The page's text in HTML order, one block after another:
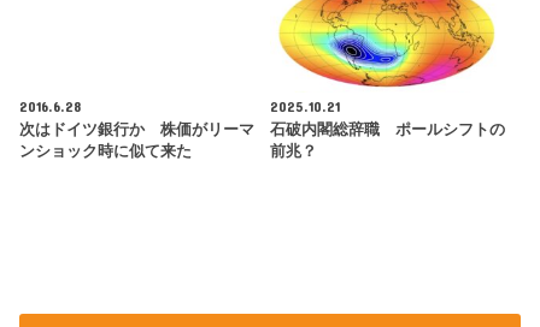
2016.6.28
次はドイツ銀行か 株価がリーマ
ンショック時に似て来た
2025.10.21
石破内閣総辞職 ポールシフトの
前兆？